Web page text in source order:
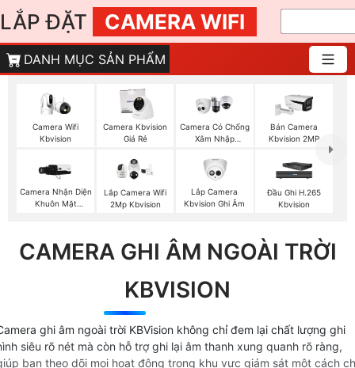
LẮP ĐẶT CAMERA WIFI
DANH MỤC SẢN PHẨM
Camera Wifi
Kbvision
Camera Kbvision
Giá Rẻ
Camera Có Chống
Xâm Nhập
Bán Camera
Kbvision 2MP
Camera Nhận Diện
Khuôn Mặt
Lắp Camera Wifi
2Mp Kbvision
Lắp Camera
Kbvision Ghi Âm
Đầu Ghi H.265
Kbvision
CAMERA GHI ÂM NGOÀI TRỜI
KBVISION
ghi âm ngoài trời KBVision không chỉ đem lại chất lượng ghi
siêu rõ nét mà còn hỗ trợ ghi lại âm thanh xung quanh rõ ràng,
bạn theo dõi mọi hoạt động trong khu vực giám sát một cách